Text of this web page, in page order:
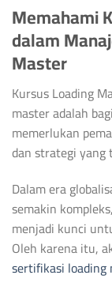
Memahami
dalam
Master
Kursus Loading
master adalah
memerlukan
dan strategi yang
Dalam era
semakin
menjadi kunci
Oleh karena itu,
sertifikasi loading